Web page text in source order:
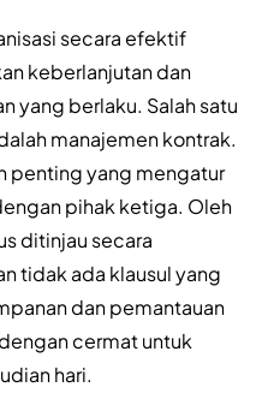
secara efektif
keberlanjutan dan
yang berlaku. Salah satu
manajemen kontrak.
penting yang mengatur
pihak ketiga. Oleh
ditinjau secara
tidak ada klausul yang
dan pemantauan
cermat untuk
hari.